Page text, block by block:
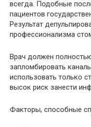
всегда. Подобные
пациентов
Результат
профессионализма
Врач должен
запломбировать
использовать только
высок риск занести
Факторы, способные